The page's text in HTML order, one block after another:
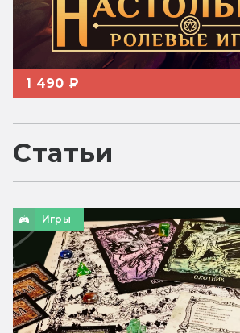
1 490 ₽
Статьи
Игры